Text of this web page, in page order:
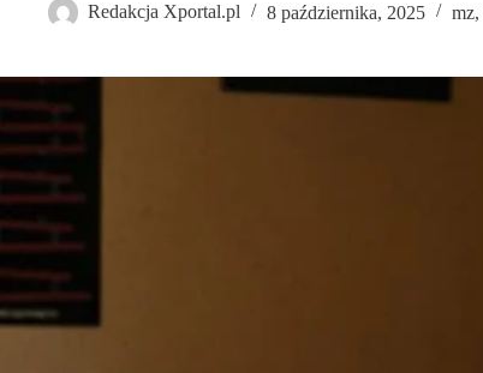
Redakcja Xportal.pl 8 października, 2025 mz,